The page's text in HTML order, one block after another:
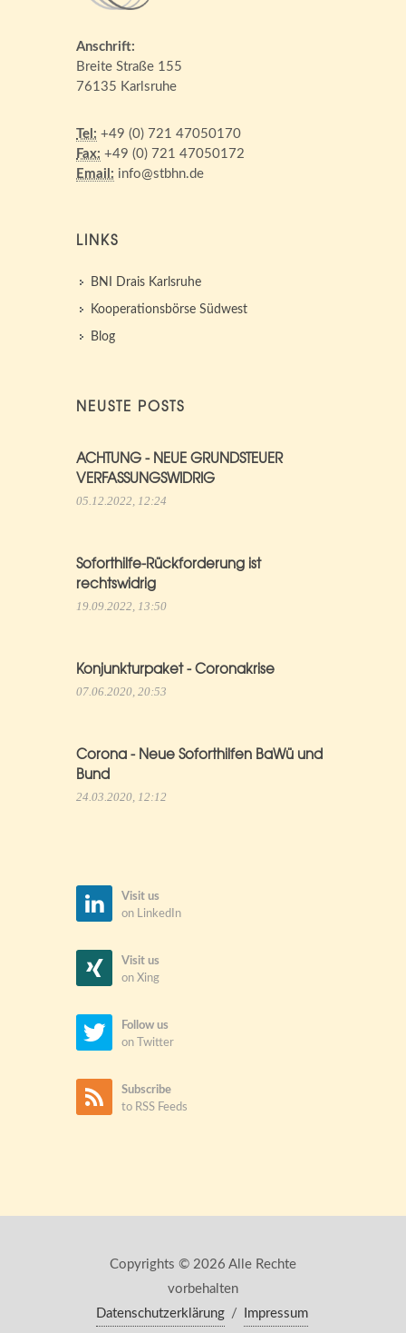
Anschrift:
Breite Straße 155
76135 Karlsruhe
Tel: +49 (0) 721 47050170
Fax: +49 (0) 721 47050172
Email: info@stbhn.de
LINKS
BNI Drais Karlsruhe
Kooperationsbörse Südwest
Blog
NEUSTE POSTS
ACHTUNG - NEUE GRUNDSTEUER
VERFASSUNGSWIDRIG
05.12.2022, 12:24
Soforthilfe-Rückforderung ist
rechtswidrig
19.09.2022, 13:50
Konjunkturpaket - Coronakrise
07.06.2020, 20:53
Corona - Neue Soforthilfen BaWü und
Bund
24.03.2020, 12:12
Visit us
on LinkedIn
Visit us
on Xing
Follow us
on Twitter
Subscribe
to RSS Feeds
Copyrights © 2026 Alle Rechte
vorbehalten
Datenschutzerklärung /
Impressum